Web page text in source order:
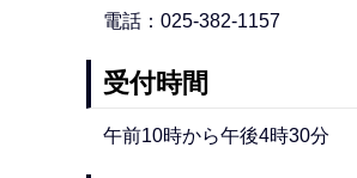
電話：025-382-1157
受付時間
午前10時から午後4時30分